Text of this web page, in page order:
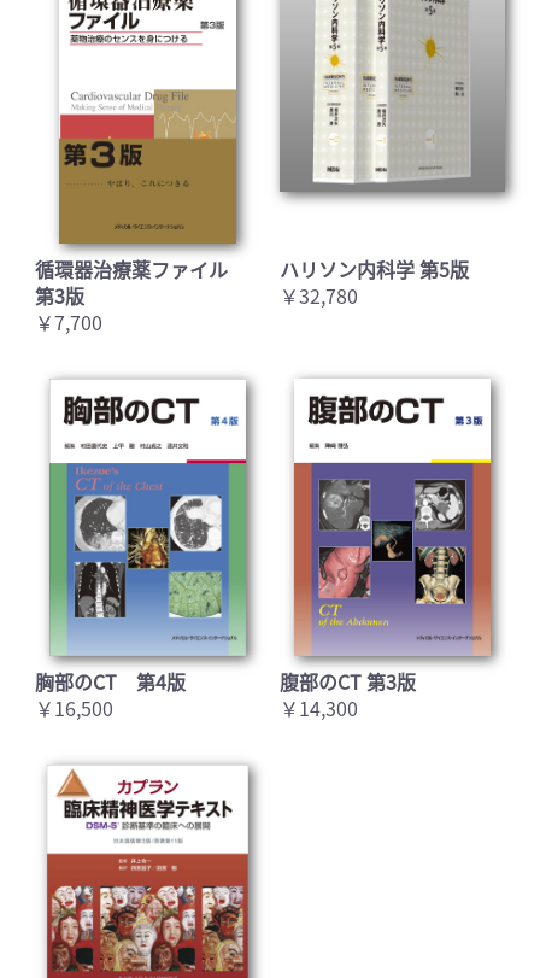
循環器治療薬ファイル
第3版
￥7,700
ハリソン内科学 第5版
￥32,780
胸部のCT 第4版
￥16,500
腹部のCT 第3版
￥14,300